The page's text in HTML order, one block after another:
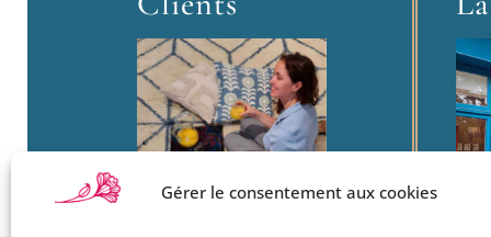
Gérer le consentement aux cookies